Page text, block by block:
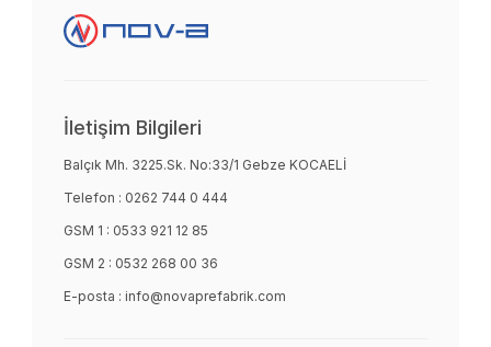
İletişim Bilgileri
Balçık Mh. 3225.Sk. No:33/1 Gebze KOCAELİ
Telefon : 0262 744 0 444
GSM 1 : 0533 921 12 85
GSM 2 : 0532 268 00 36
E-posta : info@novaprefabrik.com